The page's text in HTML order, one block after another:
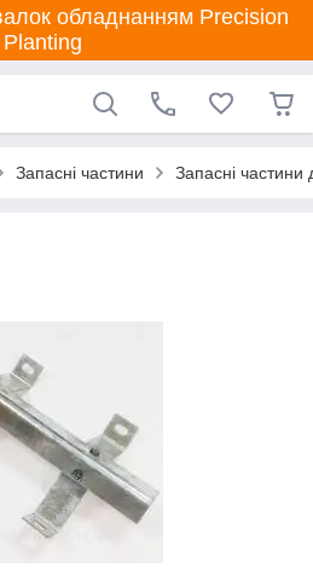
обладнанням Precision
Planting
Запасні частини Запасні частини